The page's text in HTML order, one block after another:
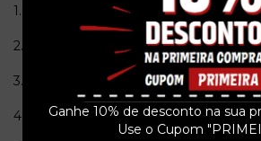
Ganhe 10% de desconto na sua
Use o Cupom
1.Knights Of Destruction 3:12
2.Nightmares
3.The Whipper 3:09
4.Wings Of The Evil 3:54